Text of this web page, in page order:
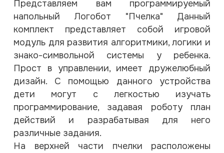
Представляем вам программируемый
напольный Логобот "Пчелка" Данный
комплект представляет собой игровой
модуль для развития алгоритмики, логики и
знако-символьной системы у ребенка.
Прост в управлении, имеет дружелюбный
дизайн. С помощью данного устройства
дети могут с легкостью изучать
программирование, задавая роботу план
действий и разрабатывая для него
различные задания.
На верхней части пчелки расположены